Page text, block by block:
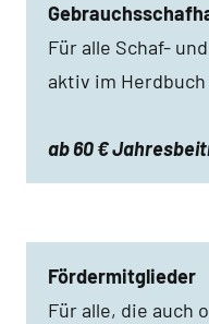
Für alle Schaf-
aktiv im
ab 60 €
Fördermitglieder
Für alle, die auch